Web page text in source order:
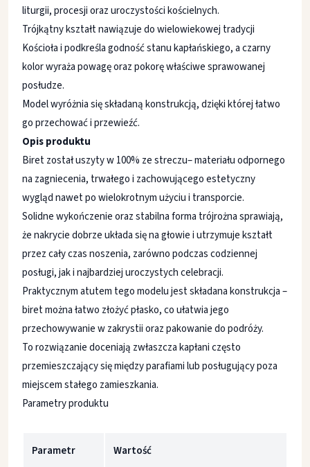
liturgii, procesji oraz uroczystości kościelnych.
Trójkątny kształt nawiązuje do wielowiekowej tradycji
Kościoła i podkreśla godność stanu kapłańskiego, a czarny
kolor wyraża powagę oraz pokorę właściwe sprawowanej
posłudze.
Model wyróżnia się składaną konstrukcją, dzięki której łatwo
go przechować i przewieźć.
Opis produktu
Biret został uszyty w 100% ze streczu– materiału odpornego
na zagniecenia, trwałego i zachowującego estetyczny
wygląd nawet po wielokrotnym użyciu i transporcie.
Solidne wykończenie oraz stabilna forma trójrożna sprawiają,
że nakrycie dobrze układa się na głowie i utrzymuje kształt
przez cały czas noszenia, zarówno podczas codziennej
posługi, jak i najbardziej uroczystych celebracji.
Praktycznym atutem tego modelu jest składana konstrukcja –
biret można łatwo złożyć płasko, co ułatwia jego
przechowywanie w zakrystii oraz pakowanie do podróży.
To rozwiązanie doceniają zwłaszcza kapłani często
przemieszczający się między parafiami lub posługujący poza
miejscem stałego zamieszkania.
Parametry produktu
Parametr Wartość